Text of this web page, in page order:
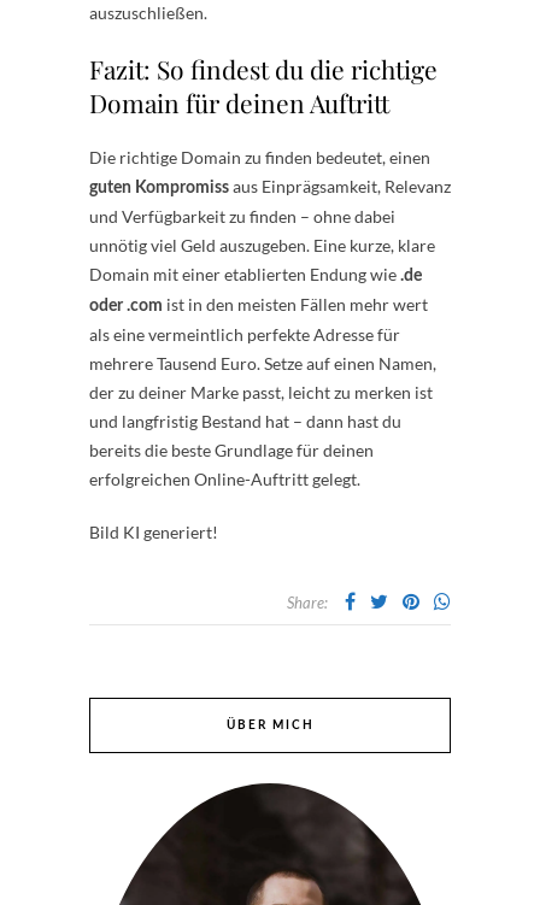
auszuschließen.
Fazit: So findest du die richtige
Domain für deinen Auftritt
Die richtige Domain zu finden bedeutet, einen
guten Kompromiss aus Einprägsamkeit, Relevanz
und Verfügbarkeit zu finden – ohne dabei
unnötig viel Geld auszugeben. Eine kurze, klare
Domain mit einer etablierten Endung wie .de
oder .com ist in den meisten Fällen mehr wert
als eine vermeintlich perfekte Adresse für
mehrere Tausend Euro. Setze auf einen Namen,
der zu deiner Marke passt, leicht zu merken ist
und langfristig Bestand hat – dann hast du
bereits die beste Grundlage für deinen
erfolgreichen Online-Auftritt gelegt.
Bild KI generiert!
Share:
ÜBER MICH